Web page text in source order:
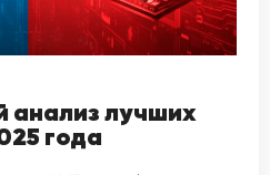
анализ лучших
года